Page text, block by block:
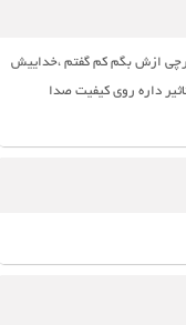
ازش بگم کم گفتم ،خداییش
ضمن بلوتوث گوشیم ۵هس که تاثیر داره روی کیفیت صدا